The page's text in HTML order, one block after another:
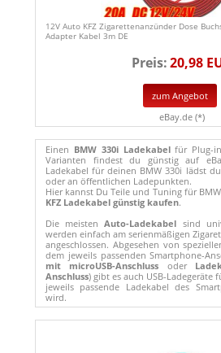
12V Auto KFZ Zigarettenanzünder Dose
Adapter Kabel 3m DE
Preis:20,98
zum Angebot
eBay.de (*)
Einen BMW 330i Ladekabelfür Plug-
Varianten findest du günstig auf
Ladekabel für deinen BMW 330i lädst
oder an öffentlichen Ladepunkten.
Hier kannst Du Teile und Tuning für
KFZ Ladekabel günstig kaufen.
Die meistenAuto-Ladekabel sind
werden einfach am serienmäßigen
angeschlossen. Abgesehen von
dem jeweils passenden Smartphone-
mit microUSB-Anschluss oder
Anschluss) gibt es auch USB-Ladegeräte
jeweils passende Ladekabel des
wird.